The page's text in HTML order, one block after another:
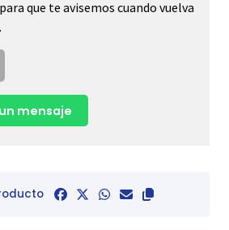
que te avisemos cuando vuelva
mensaje